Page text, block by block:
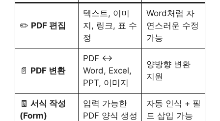
✏️ PDF 편집
텍스트, 이미
지, 링크, 표 수
정
Word처럼 자
연스러운 수정
가능
📄 PDF 변환
PDF ↔
Word, Excel,
PPT, 이미지
양방향 변환
지원
🧾 서식 작성
(Form)
입력 가능한
PDF 양식 생성
자동 인식 + 필
드 삽입 가능